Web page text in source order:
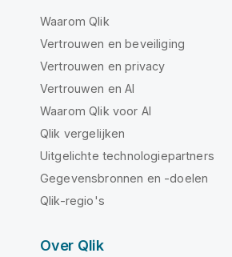
Waarom Qlik
Vertrouwen en beveiliging
Vertrouwen en privacy
Vertrouwen en AI
Waarom Qlik voor AI
Qlik vergelijken
Uitgelichte technologiepartners
Gegevensbronnen en -doelen
Qlik-regio's
Over Qlik